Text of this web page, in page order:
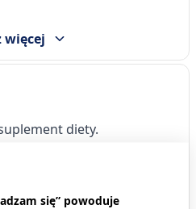
9,79 zł
więcej
diety.
się” powoduje